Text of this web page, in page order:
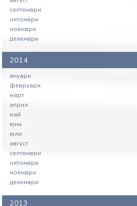
септември
октомври
ноември
декември
2014
януари
февруари
март
април
май
юни
юли
август
септември
октомври
ноември
декември
2013